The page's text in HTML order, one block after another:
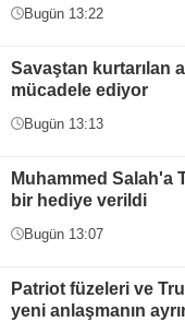
Bugün 13:22
Savaştan kurtarılan
mücadele ediyor
Bugün 13:13
Muhammed Salah'a
bir hediye verildi
Bugün 13:07
Patriot füzeleri ve
yeni anlaşmanın